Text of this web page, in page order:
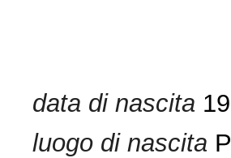
data di nascita
luogo di nascita